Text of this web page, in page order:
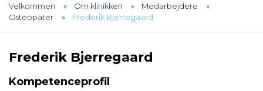
Velkommen Om klinikken
Medarbejdere
Osteopater
Frederik Bjerregaard
Frederik Bjerregaard
Kompetenceprofil